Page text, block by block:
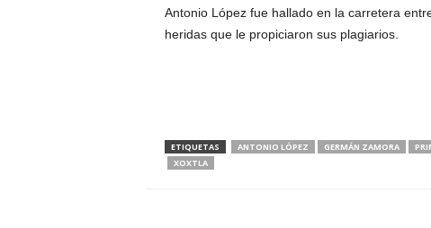
Antonio López fue hallado en la carretera
heridas que le propiciaron sus plagiarios.
ETIQUETAS ANTONIO LÓPEZ GERMÁN ZAMORA
XOXTLA